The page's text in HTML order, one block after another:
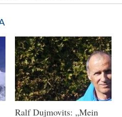
Ralf Dujmovits: „Mein